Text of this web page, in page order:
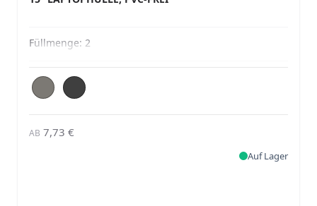
Füllmenge: 2
AB 7,73 €
Auf Lager